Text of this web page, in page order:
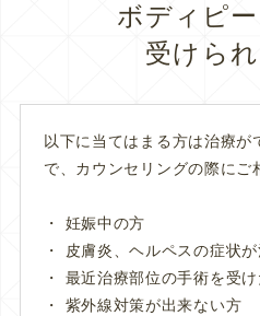
ボディピ
受けら
以下に当てはまる方は治療
で、カウンセリングの際にご
妊娠中の方
皮膚炎、ヘルペスの症状
最近治療部位の手術を受
紫外線対策が出来ない方